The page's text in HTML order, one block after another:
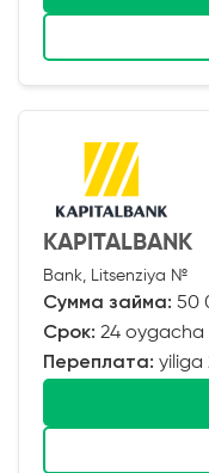
KAPITALBANK
Bank, Litsenziya №
Сумма займа: 50
Срок: 24 oygacha
Переплата: yiliga